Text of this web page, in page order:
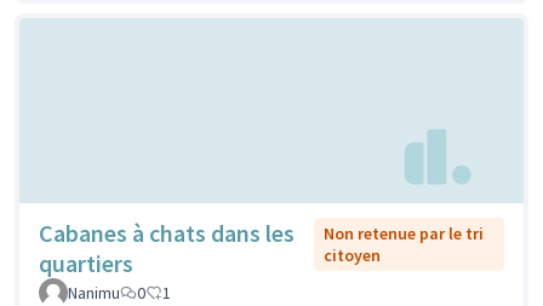
Cabanes à chats dans les
quartiers
Non retenue par le tri
citoyen
Nanimu
0 1